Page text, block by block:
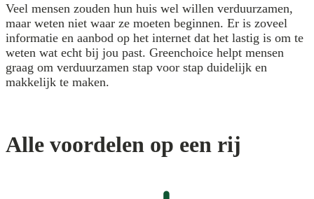
Veel mensen zouden hun huis wel willen verduurzamen,
maar weten niet waar ze moeten beginnen. Er is zoveel
informatie en aanbod op het internet dat het lastig is om te
weten wat echt bij jou past. Greenchoice helpt mensen
graag om verduurzamen stap voor stap duidelijk en
makkelijk te maken.
Alle voordelen op een rij